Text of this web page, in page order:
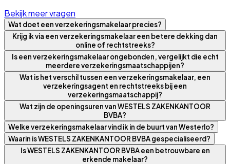
Bekijk meer vragen
Wat doet een verzekeringsmakelaar precies?
Krijg ik via een verzekeringsmakelaar een betere dekking dan
online of rechtstreeks?
Is een verzekeringsmakelaar ongebonden, vergelijkt die echt
meerdere verzekeringsmaatschappijen?
Wat is het verschil tussen een verzekeringsmakelaar, een
verzekeringsagent en rechtstreeks bij een
verzekeringsmaatschappij?
Wat zijn de openingsuren van WESTELS ZAKENKANTOOR
BVBA?
Welke verzekeringsmakelaar vind ik in de buurt van Westerlo?
Waarin is WESTELS ZAKENKANTOOR BVBA gespecialiseerd?
Is WESTELS ZAKENKANTOOR BVBA een betrouwbare en
erkende makelaar?